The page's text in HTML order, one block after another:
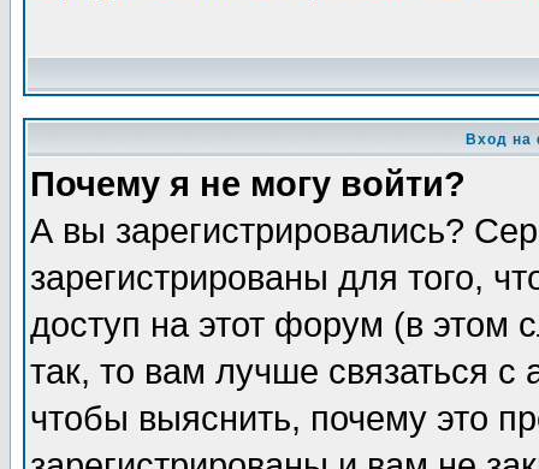
Вход на
Почему я не могу войти?
А вы зарегистрировались?
зарегистрированы для того,
доступ на этот форум (в этом
так, то вам лучше связаться
чтобы выяснить, почему это